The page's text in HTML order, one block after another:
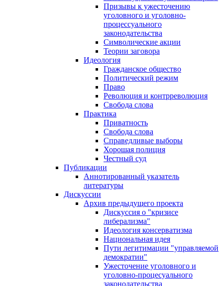
Призывы к ужесточению
уголовного и уголовно-
процессуального
законодательства
Символические акции
Теории заговора
Идеология
Гражданское общество
Политический режим
Право
Революция и контрреволюция
Свобода слова
Практика
Приватность
Свобода слова
Справедливые выборы
Хорошая полиция
Честный суд
Публикации
Аннотированный указатель
литературы
Дискуссии
Архив предыдущего проекта
Дискуссия о "кризисе
либерализма"
Идеология консерватизма
Национальная идея
Пути легитимации "управляемой
демократии"
Ужесточение уголовного и
уголовно-процесуального
законодательства